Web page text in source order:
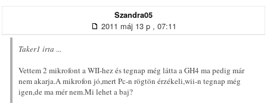
Szandra05
2011 máj 13 p , 07:11
Taker1 írta ...
Vettem 2 mikrofont a WII-hez és tegnap még látta a GH4 ma pedig már
nem akarja.A mikrofon jó,mert Pc-n rögtön érzékeli,wii-n tegnap még
igen,de ma mér nem.Mi lehet a baj?